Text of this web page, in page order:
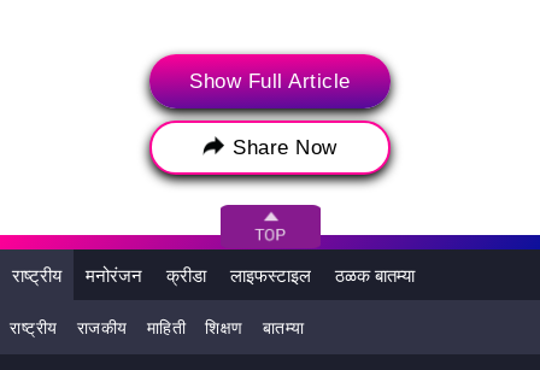
भारत आणि इंग्लंडमधील तिसरा एकदिवसीय सामना कुठे पाहायचा?
Show Full Article
Share Now
राष्ट्रीय मनोरंजन क्रीडा लाइफस्टाइल ठळक बातम्या
राष्ट्रीय राजकीय माहिती शिक्षण बातम्या